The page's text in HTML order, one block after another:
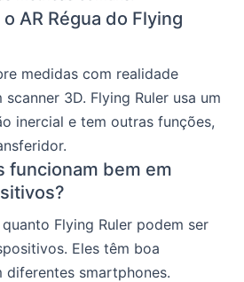
AR Régua do Flying
medidas com realidade
3D. Flying Ruler usa um
inercial e tem outras funções,
funcionam bem em
Flying Ruler podem ser
Eles têm boa
smartphones.